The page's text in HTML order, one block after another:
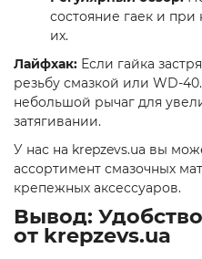
состояние гаек и при
их.
Лайфхак: Если гайка
резьбу смазкой или WD-
небольшой рычаг для
затягивании.
У нас на krepzevs.ua вы
ассортимент смазочных
крепежных аксессуаров.
Вывод:
от krepzevs.ua